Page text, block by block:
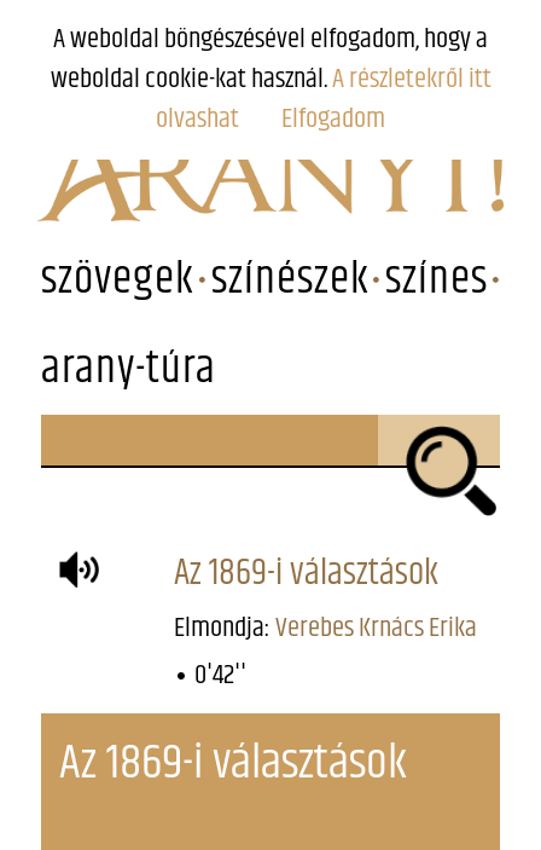
szövegek színészek színes
arany-túra
Az 1869-i választások
Elmondja:Verebes Krnács Erika
0'42''
Az 1869-i választások
A weboldal böngészésével elfogadom, hogy a
weboldal cookie-kat használ.A részletekről itt
olvashat
Elfogadom